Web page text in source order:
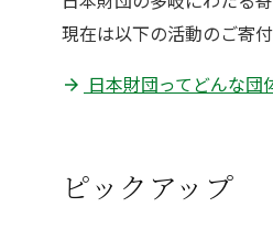
現在は以下の活動のご寄
日本財団ってどんな団
ピックアップ